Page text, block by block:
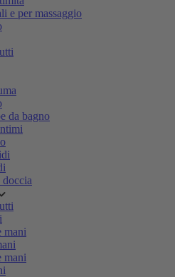
e per massaggio
da bagno
doccia
mani
mani